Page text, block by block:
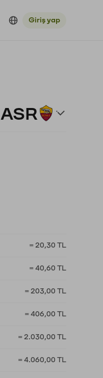
Giriş yap
ASR
= 20,30 TL
= 40,60 TL
= 203,00 TL
= 406,00 TL
= 2.030,00 TL
= 4.060,00 TL